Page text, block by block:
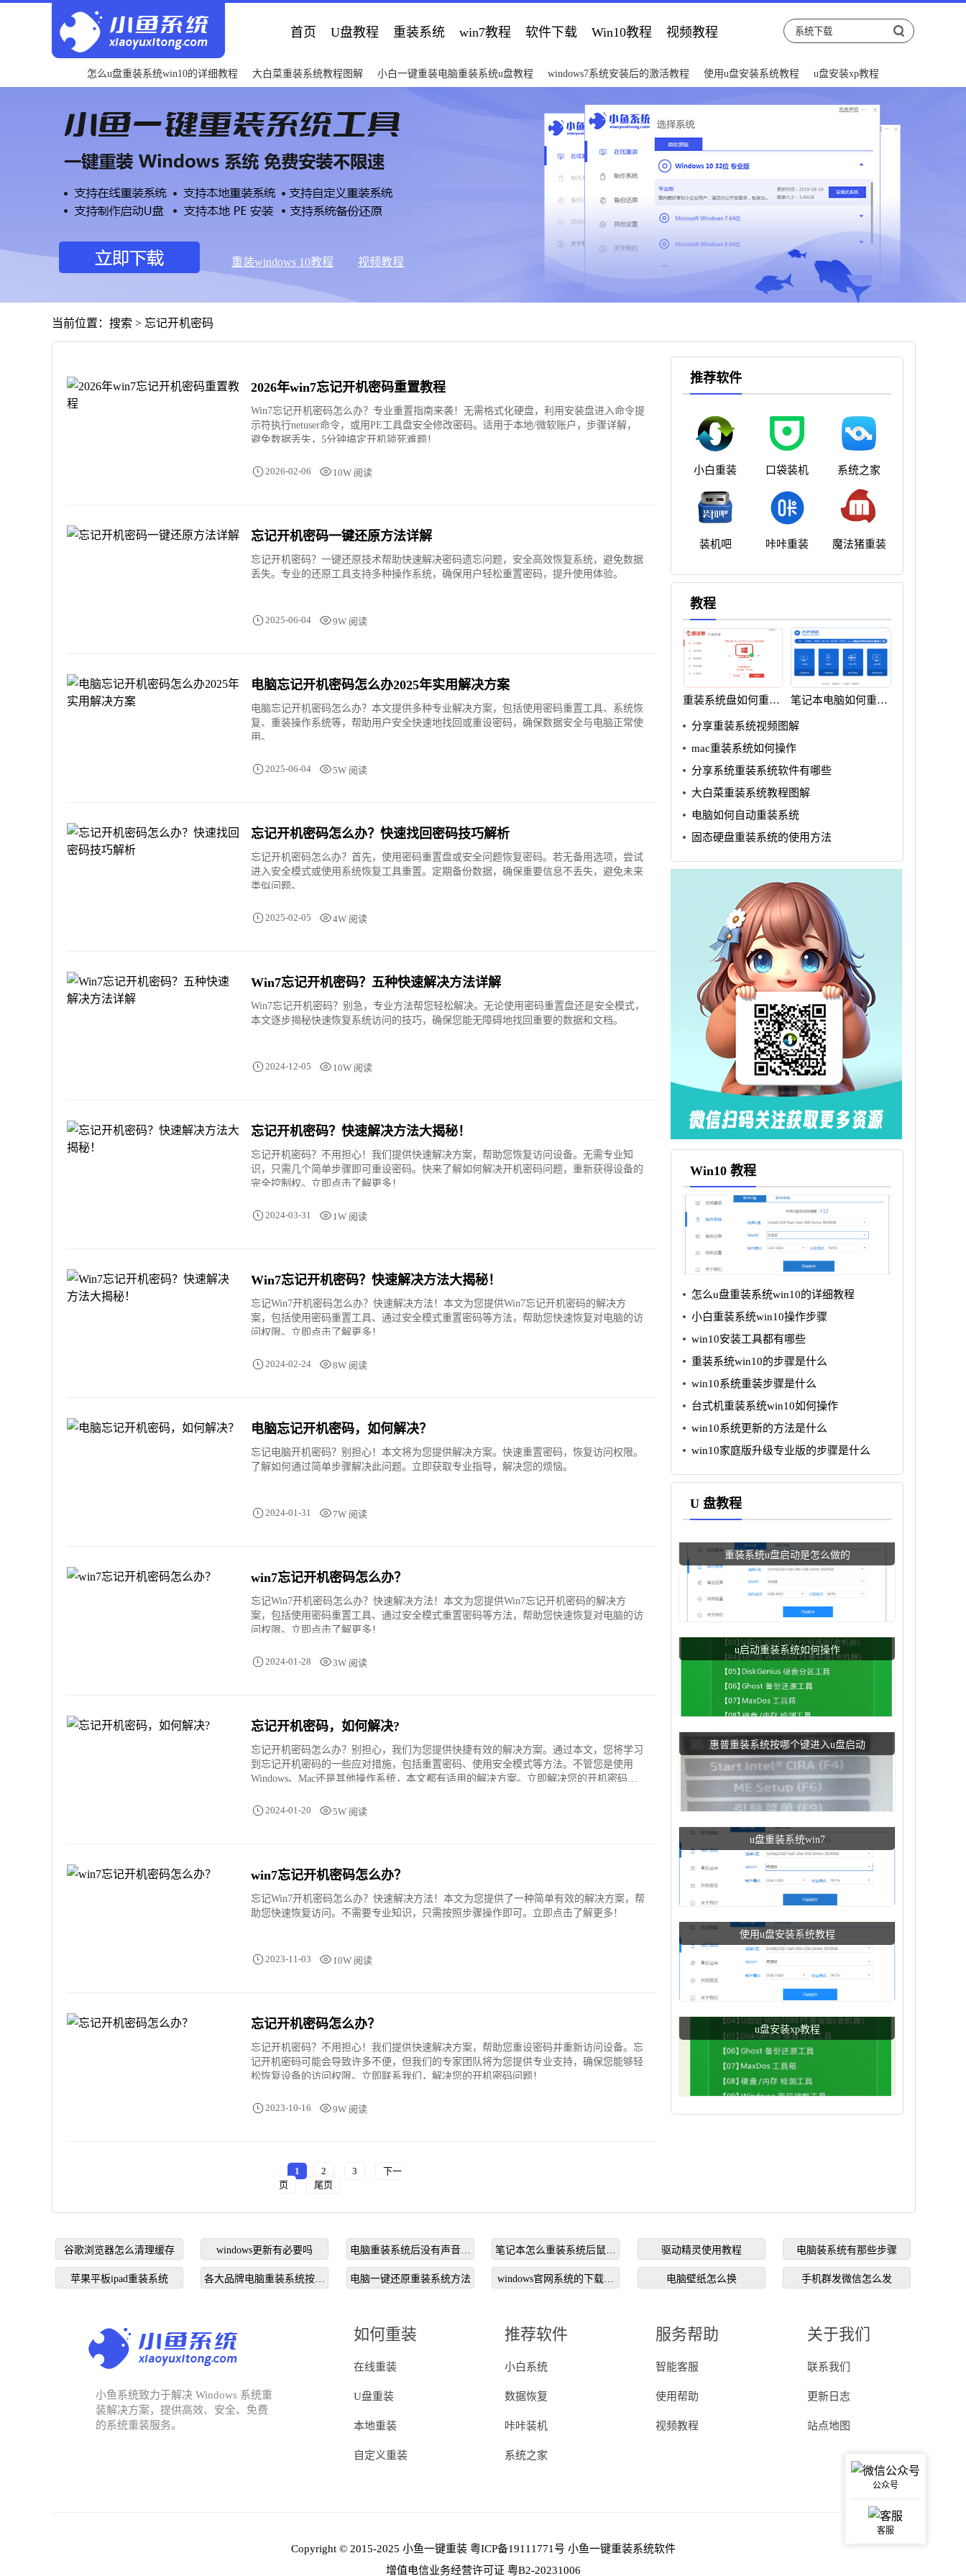
首页 U盘教程 重装系统 win7教程 软件下载 Win10教程 视频教程
怎么u盘重装系统win10的详细教程 大白菜重装系统教程图解 小白一键重装电脑重装系统u盘教程 windows7系统安装后的激活教程 使用u盘安装系统教程 u盘安装xp教程
重装windows 10教程 视频教程
当前位置：搜索 > 忘记开机密码
2026年win7忘记开机密码重置教程
Win7忘记开机密码怎么办？专业重置指南来袭！无需格式化硬盘，利用安装盘进入命令提
示符执行netuser命令，或用PE工具盘安全修改密码。适用于本地/微软账户，步骤详解，
避免数据丢失，5分钟搞定开机锁死难题！
2026-02-06 10W 阅读
忘记开机密码一键还原方法详解
忘记开机密码？一键还原技术帮助快速解决密码遗忘问题，安全高效恢复系统，避免数据
丢失。专业的还原工具支持多种操作系统，确保用户轻松重置密码，提升使用体验。
2025-06-04 9W 阅读
电脑忘记开机密码怎么办2025年实用解决方案
电脑忘记开机密码怎么办？本文提供多种专业解决方案，包括使用密码重置工具、系统恢
复、重装操作系统等，帮助用户安全快速地找回或重设密码，确保数据安全与电脑正常使
用。
2025-06-04 5W 阅读
忘记开机密码怎么办？快速找回密码技巧解析
忘记开机密码怎么办？首先，使用密码重置盘或安全问题恢复密码。若无备用选项，尝试
进入安全模式或使用系统恢复工具重置。定期备份数据，确保重要信息不丢失，避免未来
类似问题。
2025-02-05 4W 阅读
Win7忘记开机密码？五种快速解决方法详解
Win7忘记开机密码？别急，专业方法帮您轻松解决。无论使用密码重置盘还是安全模式，
本文逐步揭秘快速恢复系统访问的技巧，确保您能无障碍地找回重要的数据和文档。
2024-12-05 10W 阅读
忘记开机密码？快速解决方法大揭秘！
忘记开机密码？不用担心！我们提供快速解决方案，帮助您恢复访问设备。无需专业知
识，只需几个简单步骤即可重设密码。快来了解如何解决开机密码问题，重新获得设备的
完全控制权。立即点击了解更多！
2024-03-31 1W 阅读
Win7忘记开机密码？快速解决方法大揭秘！
忘记Win7开机密码怎么办？快速解决方法！本文为您提供Win7忘记开机密码的解决方
案，包括使用密码重置工具、通过安全模式重置密码等方法，帮助您快速恢复对电脑的访
问权限。立即点击了解更多！
2024-02-24 8W 阅读
电脑忘记开机密码，如何解决？
忘记电脑开机密码？别担心！本文将为您提供解决方案。快速重置密码，恢复访问权限。
了解如何通过简单步骤解决此问题。立即获取专业指导，解决您的烦恼。
2024-01-31 7W 阅读
win7忘记开机密码怎么办？
忘记Win7开机密码怎么办？快速解决方法！本文为您提供Win7忘记开机密码的解决方
案，包括使用密码重置工具、通过安全模式重置密码等方法，帮助您快速恢复对电脑的访
问权限。立即点击了解更多！
2024-01-28 3W 阅读
忘记开机密码，如何解决?
忘记开机密码怎么办？别担心，我们为您提供快捷有效的解决方案。通过本文，您将学习
到忘记开机密码的一些应对措施，包括重置密码、使用安全模式等方法。不管您是使用
Windows、Mac还是其他操作系统，本文都有适用的解决方案。立即解决您的开机密码问
2024-01-20
5W 阅读
win7忘记开机密码怎么办？
忘记Win7开机密码怎么办？快速解决方法！本文为您提供了一种简单有效的解决方案，帮
助您快速恢复访问。不需要专业知识，只需按照步骤操作即可。立即点击了解更多！
2023-11-03 10W 阅读
忘记开机密码怎么办？
忘记开机密码？不用担心！我们提供快速解决方案，帮助您重设密码并重新访问设备。忘
记开机密码可能会导致许多不便，但我们的专家团队将为您提供专业支持，确保您能够轻
松恢复设备的访问权限。立即联系我们，解决您的开机密码问题！
2023-10-16 9W 阅读
1 2 3
下一
页
尾页
推荐软件
小白重装 口袋装机 系统之家
装机吧 咔咔重装 魔法猪重装
教程
重装系统盘如何重装
笔记本电脑如何重装
分享重装系统视频图解
mac重装系统如何操作
分享系统重装系统软件有哪些
大白菜重装系统教程图解
电脑如何自动重装系统
固态硬盘重装系统的使用方法
Win10 教程
怎么u盘重装系统win10的详细教程
小白重装系统win10操作步骤
win10安装工具都有哪些
重装系统win10的步骤是什么
win10系统重装步骤是什么
台式机重装系统win10如何操作
win10系统更新的方法是什么
win10家庭版升级专业版的步骤是什么
U 盘教程
重装系统u盘启动是怎么做的
u启动重装系统如何操作
惠普重装系统按哪个键进入u盘启动
u盘重装系统win7
使用u盘安装系统教程
u盘安装xp教程
谷歌浏览器怎么清理缓存 windows更新有必要吗
电脑重装系统后没有声音怎
么办
笔记本怎么重装系统后鼠标
不能用
驱动精灵使用教程 电脑装系统有那些步骤
苹果平板ipad重装系统
各大品牌电脑重装系统按哪
电脑一键还原重装系统方法
windows官网系统的下载流
电脑壁纸怎么换 手机群发微信怎么发
小鱼系统致力于解决 Windows 系统重
装解决方案，提供高效、安全、免费
的系统重装服务。
如何重装
在线重装
U盘重装
本地重装
自定义重装
推荐软件
小白系统
数据恢复
咔咔装机
系统之家
服务帮助
智能客服
使用帮助
视频教程
关于我们
联系我们
更新日志
站点地图
Copyright © 2015-2025 小鱼一键重装 粤ICP备19111771号 小鱼一键重装系统软件
增值电信业务经营许可证 粤B2-20231006
公众号
客服